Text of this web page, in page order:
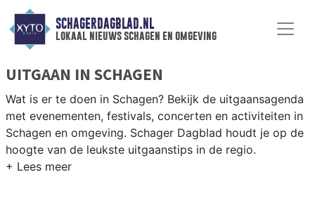
SCHAGERDAGBLAD.NL
lokaal nieuws schagen en omgeving
UITGAAN IN SCHAGEN
Wat is er te doen in Schagen? Bekijk de uitgaansagenda
met evenementen, festivals, concerten en activiteiten in
Schagen en omgeving. Schager Dagblad houdt je op de
hoogte van de leukste uitgaanstips in de regio.